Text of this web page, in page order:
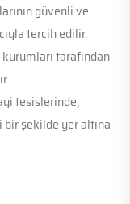
güvenli ve
tercih edilir.
tarafından
tesislerinde,
şekilde yer altına